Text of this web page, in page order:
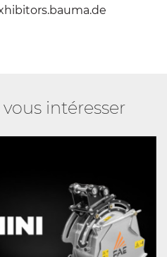
intéresser